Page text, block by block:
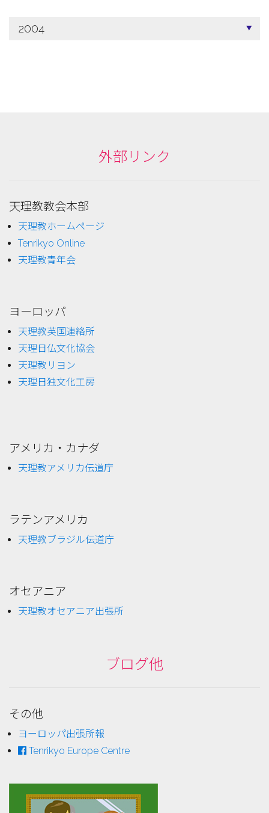
2004
外部リンク
天理教教会本部
天理教ホームページ
Tenrikyo Online
天理教青年会
ヨーロッパ
天理教英国連絡所
天理日仏文化協会
天理教リヨン
天理日独文化工房
アメリカ・カナダ
天理教アメリカ伝道庁
ラテンアメリカ
天理教ブラジル伝道庁
オセアニア
天理教オセアニア出張所
ブログ他
その他
ヨーロッパ出張所報
Tenrikyo Europe Centre